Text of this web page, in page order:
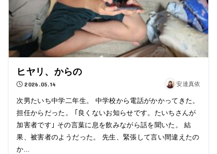
ヒヤリ、からの
2026.05.14 安達真依
次男たいち中学二年生。 中学校から電話がかかってきた。
担任からだった。 ｢良くないお知らせです。たいちさんが
加害者です｣ その言葉に息を飲みながら話を聞いた。 結
果、被害者のようだった。 先生、緊張して言い間違えたの
か...